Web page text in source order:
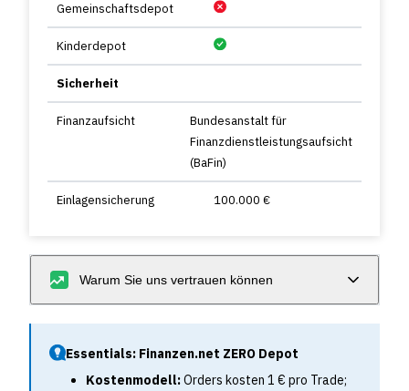
Gemeinschaftsdepot
Kinderdepot
Sicherheit
Finanzaufsicht
Bundesanstalt für
Finanzdienstleistungsaufsicht
(BaFin)
Einlagensicherung 100.000 €
Warum Sie uns vertrauen können
Essentials: Finanzen.net ZERO Depot
Kostenmodell:Orders kosten 1 € pro Trade;